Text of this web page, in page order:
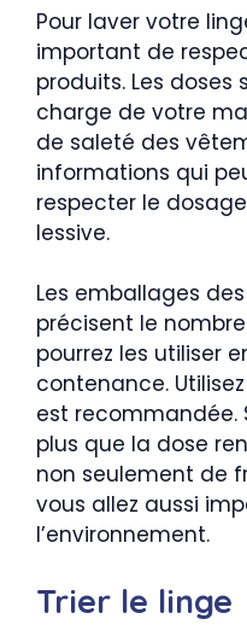
Pour laver votre
important de
produits. Les
charge de votre
de saleté des
informations qui
respecter le
lessive.
Les emballages
précisent le
pourrez les utiliser
contenance.
est recommandée.
plus que la dose
non seulement de
vous allez aussi
l’environnement.
Trier le linge